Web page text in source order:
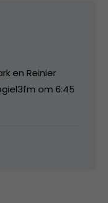
en Reinier
om 6:45